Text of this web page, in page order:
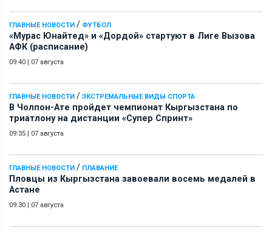
ГЛАВНЫЕ НОВОСТИ / ФУТБОЛ
«Мурас Юнайтед» и «Дордой» стартуют в Лиге Вызова
АФК (расписание)
09:40 | 07 августа
ГЛАВНЫЕ НОВОСТИ / ЭКСТРЕМАЛЬНЫЕ ВИДЫ СПОРТА
В Чолпон-Ате пройдет чемпионат Кыргызстана по
триатлону на дистанции «Супер Спринт»
09:35 | 07 августа
ГЛАВНЫЕ НОВОСТИ / ПЛАВАНИЕ
Пловцы из Кыргызстана завоевали восемь медалей в
Астане
09:30 | 07 августа